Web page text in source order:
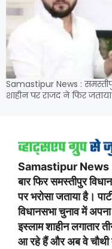
Samastipur News :
शाहीन पर राजद ने फिर
Samastipur News :
बार फिर समस्तीपुर
पर भरोसा जताया है।
विधानसभा चुनाव में
इस्लाम शाहीन लगातार
आ रहे हैं और अब वे चौथी